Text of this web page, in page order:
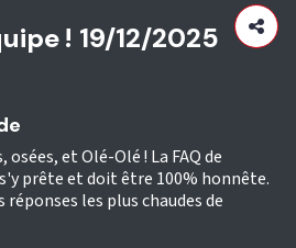
! 19/12/2025
et Olé-Olé ! La FAQ de
prête et doit être 100% honnête.
les plus chaudes de